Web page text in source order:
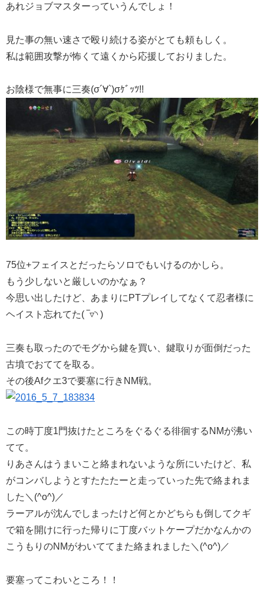
あれジョブマスターっていうんでしょ！
見た事の無い速さで殴り続ける姿がとても頼もしく。
私は範囲攻撃が怖くて遠くから応援しておりました。
お陰様で無事に三奏(σ´∀`)σｹﾞｯﾂ!!
75位+フェイスとだったらソロでもいけるのかしら。
もう少しないと厳しいのかなぁ？
今思い出したけど、あまりにPTプレイしてなくて忍者様に
ヘイスト忘れてた( ‾▿◝ )
三奏も取ったのでモグから鍵を買い、鍵取りが面倒だった
古墳でおててを取る。
その後Afクエ3で要塞に行きNM戦。
この時丁度1門抜けたところをぐるぐる徘徊するNMが沸い
てて。
りあさんはうまいこと絡まれないような所にいたけど、私
がコンバしようとすたたたーと走っていった先で絡まれま
した＼(^o^)／
ラーアルが沈んでしまったけど何とかどちらも倒してクギ
で箱を開けに行った帰りに丁度バットケープだかなんかの
こうもりのNMがわいててまた絡まれました＼(^o^)／
要塞ってこわいところ！！